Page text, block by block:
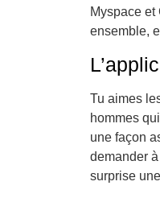
Myspace
ensemble,
Tu aimes
hommes
une façon
demander
surprise